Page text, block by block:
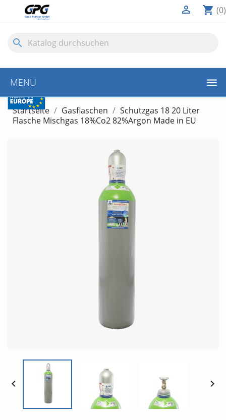
shopping_cart (0)

search
MENU
Startseite Gasflaschen
Schutzgas 18 20 Liter
Flasche Mischgas 18%Co2 82%Argon Made in EU
GUTSCHEIN
 